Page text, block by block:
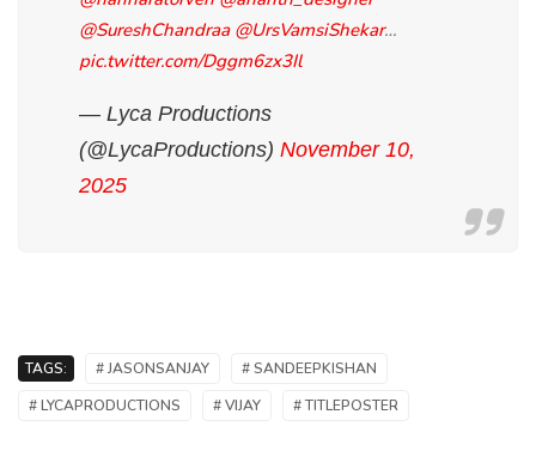
@SureshChandraa @UrsVamsiShekar…
pic.twitter.com/Dggm6zx3Il
— Lyca Productions
(@LycaProductions) November 10,
2025
TAGS: # JASONSANJAY
# SANDEEPKISHAN
# LYCAPRODUCTIONS
# VIJAY # TITLEPOSTER